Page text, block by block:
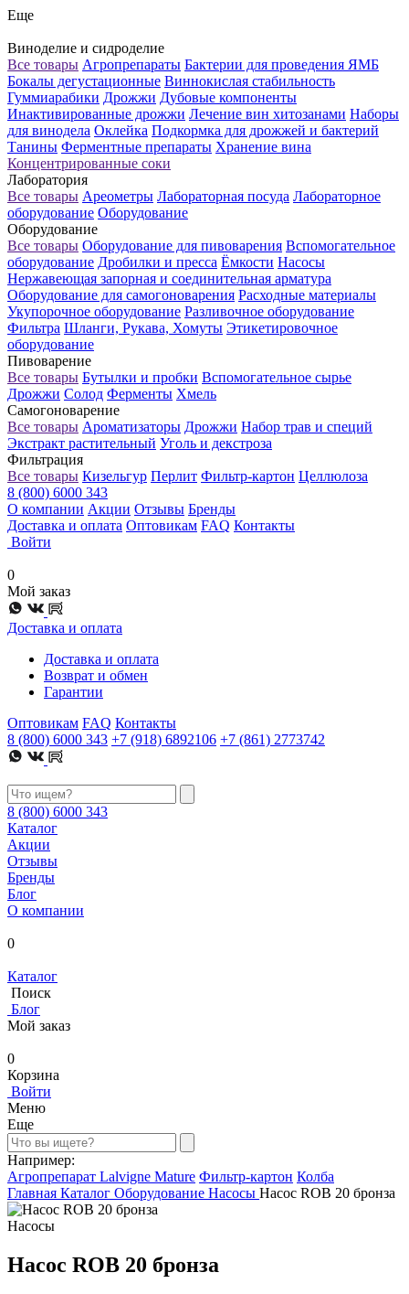
Еще
Виноделие и сидроделие
Все товары Агропрепараты Бактерии для проведения ЯМБ
Бокалы дегустационные Виннокислая стабильность
Гуммиарабики Дрожжи Дубовые компоненты
Инактивированные дрожжи Лечение вин хитозанами Наборы
для винодела Оклейка Подкормка для дрожжей и бактерий
Танины Ферментные препараты Хранение вина
Концентрированные соки
Лаборатория
Все товары Ареометры Лабораторная посуда Лабораторное
оборудование Оборудование
Оборудование
Все товары Оборудование для пивоварения Вспомогательное
оборудование Дробилки и пресса Ёмкости Насосы
Нержавеющая запорная и соединительная арматура
Оборудование для самогоноварения Расходные материалы
Укупорочное оборудование Разливочное оборудование
Фильтра Шланги, Рукава, Хомуты Этикетировочное
оборудование
Пивоварение
Все товары Бутылки и пробки Вспомогательное сырье
Дрожжи Солод Ферменты Хмель
Самогоноварение
Все товары Ароматизаторы Дрожжи Набор трав и специй
Экстракт растительный Уголь и декстроза
Фильтрация
Все товары Кизельгур Перлит Фильтр-картон Целлюлоза
8 (800) 6000 343
О компании Акции Отзывы Бренды
Доставка и оплата Оптовикам FAQ Контакты
Войти
0
Мой заказ
Доставка и оплата
Доставка и оплата
Возврат и обмен
Гарантии
Оптовикам FAQ Контакты
8 (800) 6000 343 +7 (918) 6892106 +7 (861) 2773742
8 (800) 6000 343
Каталог
Акции
Отзывы
Бренды
Блог
О компании
0
Каталог
Поиск
Блог
Мой заказ
0
Корзина
Войти
Меню
Еще
Например:
Агропрепарат Lalvigne Mature Фильтр-картон Колба
Главная Каталог Оборудование Насосы Насос ROB 20 бронза
Насосы
Насос ROB 20 бронза